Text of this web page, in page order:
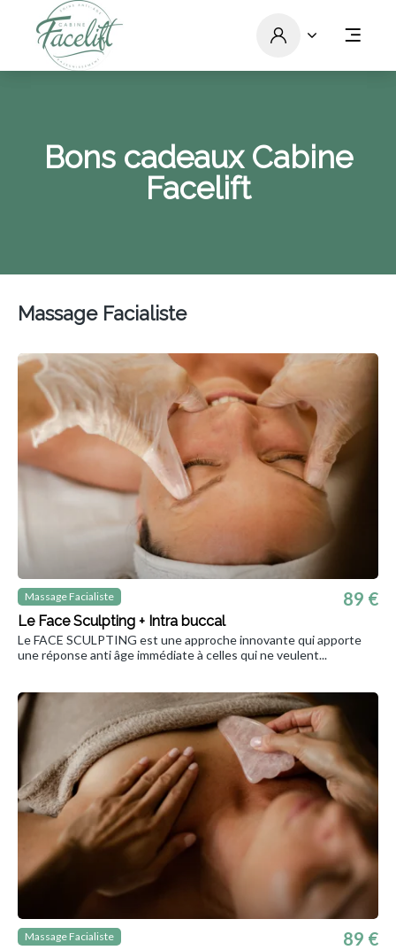
Bons cadeaux Cabine
Facelift
Massage Facialiste
Massage Facialiste
Le Face Sculpting + Intra buccal
89 €
Le FACE SCULPTING est une approche innovante qui apporte
une réponse anti âge immédiate à celles qui ne veulent...
Massage Facialiste 89 €